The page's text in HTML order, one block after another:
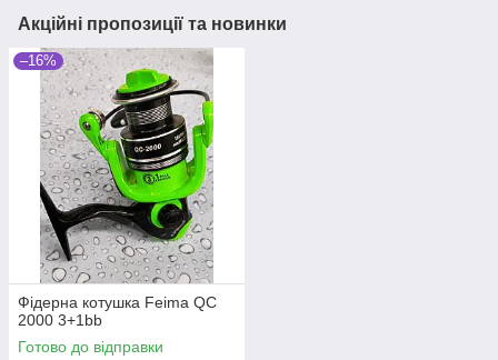
Акційні пропозиції та новинки
–16%
Фідерна котушка Feima QC
2000 3+1bb
Готово до відправки